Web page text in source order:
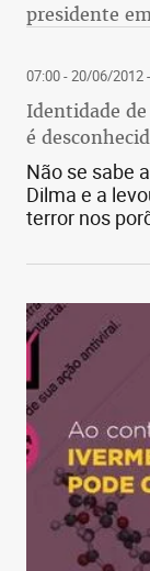
presidente
07:00 - 20/06/2012
Identidade
é
Não se sabe
Dilma e a
terror nos